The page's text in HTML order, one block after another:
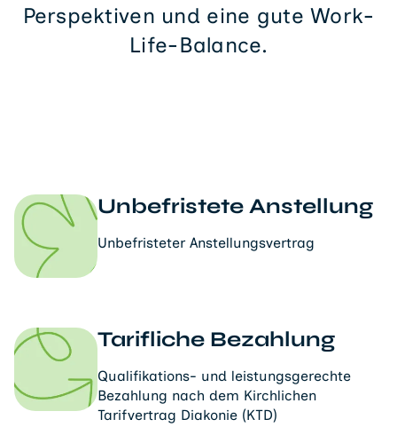
Perspektiven und eine gute Work-
Life-Balance.
Unbefristete Anstellung
Unbefristeter Anstellungsvertrag
Tarifliche Bezahlung
Qualifikations- und leistungsgerechte
Bezahlung nach dem Kirchlichen
Tarifvertrag Diakonie (KTD)